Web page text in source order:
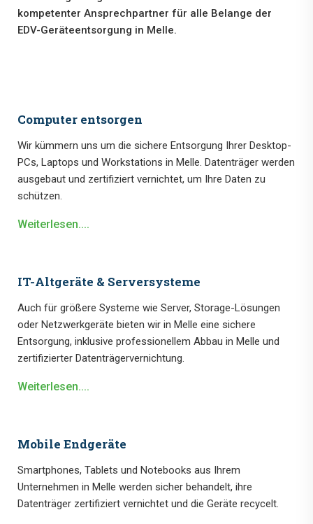
kompetenter Ansprechpartner für alle Belange der
EDV-Geräteentsorgung in Melle.
Computer entsorgen
Wir kümmern uns um die sichere Entsorgung Ihrer Desktop-
PCs, Laptops und Workstations in Melle. Datenträger werden
ausgebaut und zertifiziert vernichtet, um Ihre Daten zu
schützen.
Weiterlesen....
IT-Altgeräte & Serversysteme
Auch für größere Systeme wie Server, Storage-Lösungen
oder Netzwerkgeräte bieten wir in Melle eine sichere
Entsorgung, inklusive professionellem Abbau in Melle und
zertifizierter Datenträgervernichtung.
Weiterlesen....
Mobile Endgeräte
Smartphones, Tablets und Notebooks aus Ihrem
Unternehmen in Melle werden sicher behandelt, ihre
Datenträger zertifiziert vernichtet und die Geräte recycelt.